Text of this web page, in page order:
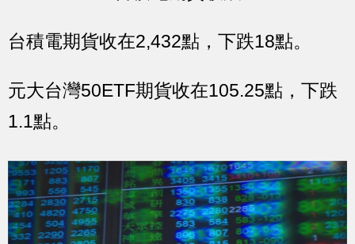
台積電期貨收在2,432點，下跌18點。
元大台灣50ETF期貨收在105.25點，下跌
1.1點。